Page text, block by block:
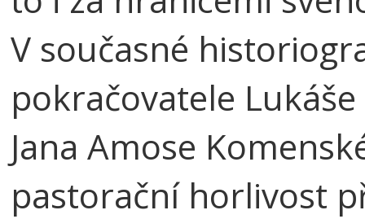
V současné
pokračovatele
Jana Amose
pastorační horlivost